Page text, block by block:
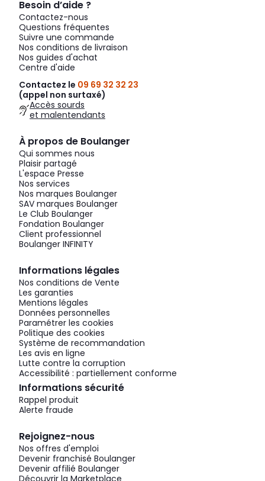
Besoin d’aide ?
Contactez-nous
Questions fréquentes
Suivre une commande
Nos conditions de livraison
Nos guides d'achat
Centre d'aide
Contactez le 09 69 32 32 23
(appel non surtaxé)
Accès sourds
et malentendants
À propos de Boulanger
Qui sommes nous
Plaisir partagé
L'espace Presse
Nos services
Nos marques Boulanger
SAV marques Boulanger
Le Club Boulanger
Fondation Boulanger
Client professionnel
Boulanger INFINITY
Informations légales
Nos conditions de Vente
Les garanties
Mentions légales
Données personnelles
Paramétrer les cookies
Politique des cookies
Système de recommandation
Les avis en ligne
Lutte contre la corruption
Accessibilité : partiellement conforme
Informations sécurité
Rappel produit
Alerte fraude
Rejoignez-nous
Nos offres d'emploi
Devenir franchisé Boulanger
Devenir affilié Boulanger